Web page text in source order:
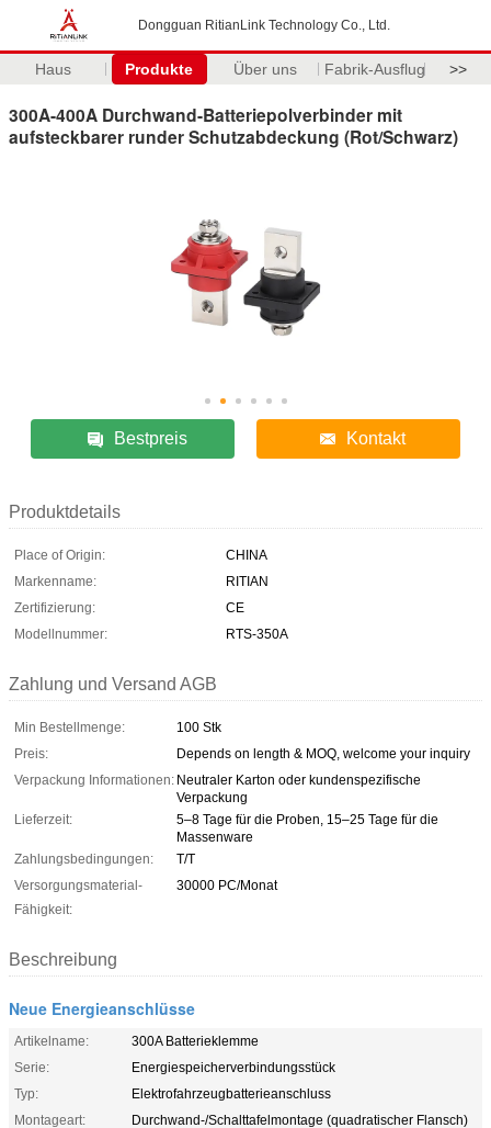
Dongguan RitianLink Technology Co., Ltd.
Haus Produkte Über uns Fabrik-Ausflug >>
300A-400A Durchwand-Batteriepolverbinder mit
aufsteckbarer runder Schutzabdeckung (Rot/Schwarz)
Bestpreis Kontakt
Produktdetails
Place of Origin:
CHINA
Markenname:
RITIAN
Zertifizierung:
CE
Modellnummer:
RTS-350A
Zahlung und Versand AGB
Min Bestellmenge:
100 Stk
Preis:
Depends on length & MOQ, welcome your inquiry
Verpackung Informationen: Neutraler Karton oder kundenspezifische
Verpackung
Lieferzeit:
5–8 Tage für die Proben, 15–25 Tage für die
Massenware
Zahlungsbedingungen:
T/T
Versorgungsmaterial-
Fähigkeit:
30000 PC/Monat
Beschreibung
Neue Energieanschlüsse
Artikelname:
300A Batterieklemme
Serie:
Energiespeicherverbindungsstück
Typ:
Elektrofahrzeugbatterieanschluss
Montageart:
Durchwand-/Schalttafelmontage (quadratischer Flansch)